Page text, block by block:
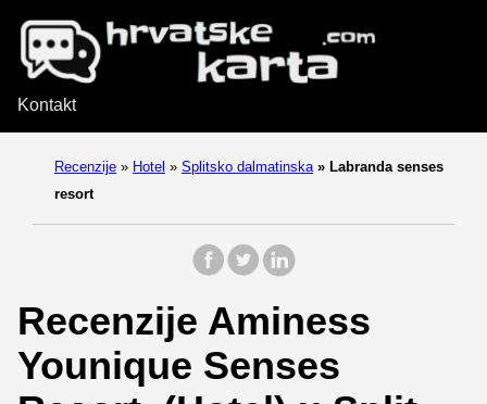
Kontakt
Recenzije » Hotel » Splitsko dalmatinska » Labranda senses
resort
Recenzije Aminess
Younique Senses